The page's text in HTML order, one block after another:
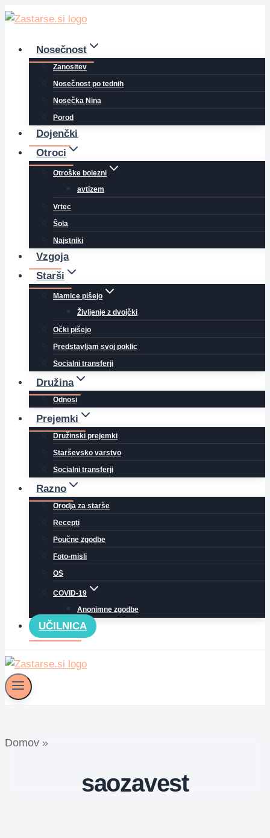
Skip
contentNosečnost
Zanositev
Nosečnost po tednih
Nosečka Nina
Porod
Dojenčki
Otroci
Otroške bolezni
avtizem
Vrtec
Šola
Najstniki
Vzgoja
Starši
Mamice pišejo
Življenje z dvojčki
Očki pišejo
Predstavljam svoj poklic
Socialni transferji
Družina
Odnosi
Prejemki
Družinski prejemki
Starševsko varstvo
Socialni transferji
Razno
Orodja za starše
Recepti
Poučne zgodbe
Foto-misli
OS
COVID-19
Anonimne zgodbe
UČILNICA
Domov »
saozavest